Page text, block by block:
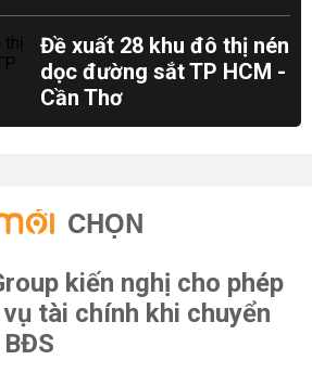
Đề xuất 28 khu đô thị nén
dọc đường sắt TP HCM -
Cần Thơ
CHỌN
kiến nghị cho phép
tài chính khi chuyển